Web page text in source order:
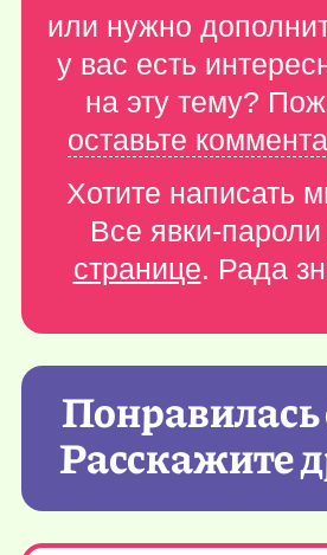
или нужно
у вас есть
на эту тему?
оставьте
Хотите написать
Все явки-пароли
странице. Рада
Понравилась
Расскажите